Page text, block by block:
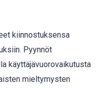
kiinnostuksensa
Pyynnöt
käyttäjävuorovaikutusta
mieltymysten